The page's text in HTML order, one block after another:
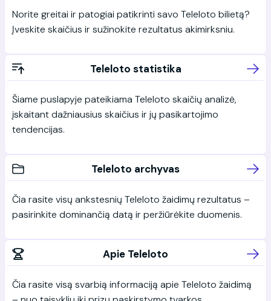
Norite greitai ir patogiai patikrinti savo Teleloto bilietą?
Įveskite skaičius ir sužinokite rezultatus akimirksniu.
Teleloto statistika
Šiame puslapyje pateikiama Teleloto skaičių analizė,
įskaitant dažniausius skaičius ir jų pasikartojimo
tendencijas.
Teleloto archyvas
Čia rasite visų ankstesnių Teleloto žaidimų rezultatus –
pasirinkite dominančią datą ir peržiūrėkite duomenis.
Apie Teleloto
Čia rasite visą svarbią informaciją apie Teleloto žaidimą